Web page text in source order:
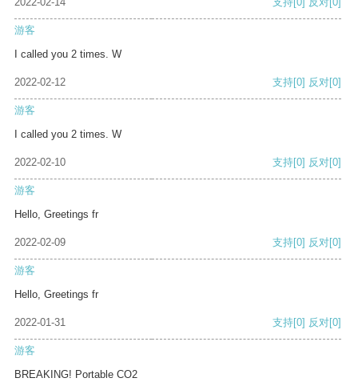
游客
I called you 2 times. W
2022-02-12 支持[0] 反对[0]
游客
I called you 2 times. W
2022-02-10 支持[0] 反对[0]
游客
Hello, Greetings fr
2022-02-09 支持[0] 反对[0]
游客
Hello, Greetings fr
2022-01-31 支持[0] 反对[0]
游客
BREAKING! Portable CO2